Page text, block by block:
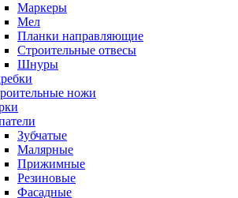
Маркеры
Мел
Планки направляющие
Строительные отвесы
Шнуры
ножи
Зубчатые
Малярные
Прижимные
Резиновые
Фасадные